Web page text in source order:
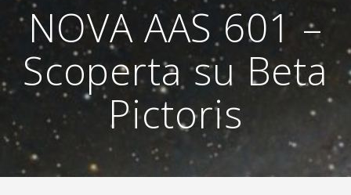
NOVA AAS 601 –
Scoperta su Beta
Pictoris